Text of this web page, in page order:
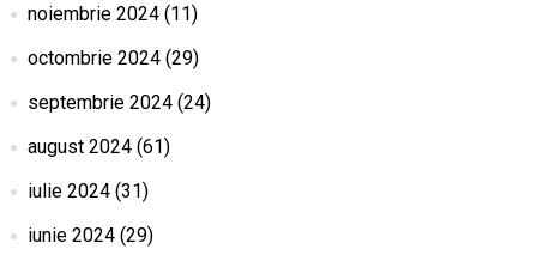
noiembrie 2024(11)
octombrie 2024(29)
septembrie 2024(24)
august 2024(61)
iulie 2024(31)
iunie 2024(29)